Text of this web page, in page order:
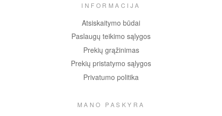
INFORMACIJA
Atsiskaitymo būdai
Paslaugų teikimo sąlygos
Prekių grąžinimas
Prekių pristatymo sąlygos
Privatumo politika
MANO PASKYRA